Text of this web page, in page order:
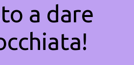
a dare